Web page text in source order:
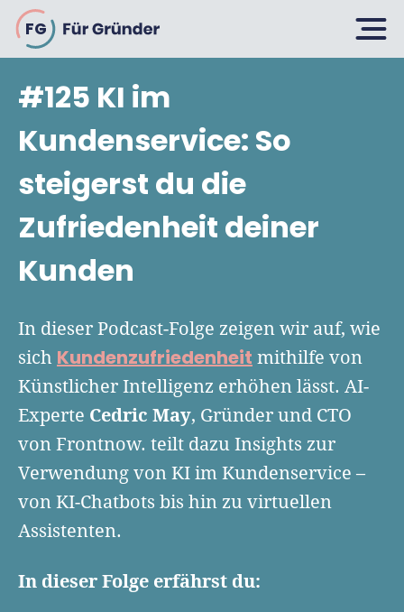
FG
Planen
Selbstständig machen
Über 500 Geschäftsideen
Bin ich ein Gründer?
Businessplan schreiben
Businessplan-Vorlage & Muster
Finanzplan erstellen
Top 15 Franchise
Die besten Gründerkredite
Gründerwettbewerbe finden
Gründen
Firma gründen: 10 Tipps
UG gründen
GmbH gründen
Geschäftskonto-Vergleich
Unternehmen anmelden
Schutzrechte anmelden
Kleingewerbe anmelden
Unsere Gründungspakete
6 Tipps zum Start
Fördermittelcheck machen
Kunden gewinnen
Website erstellen
Rechnung schreiben
Online-Kredit anfragen
Finanzieren
Fördermittel
Gründungszuschuss
Kredit für Existenzgründer
Tools
Businessplan-Software
Business Model Canvas
#125 KI im
Kundenservice: So
steigerst du die
Zufriedenheit deiner
Kunden
In dieser Podcast-Folge zeigen wir auf, wie
sich Kundenzufriedenheit mithilfe von
Künstlicher Intelligenz erhöhen lässt. AI-
Experte Cedric May, Gründer und CTO
von Frontnow. teilt dazu Insights zur
Verwendung von KI im Kundenservice –
von KI-Chatbots bis hin zu virtuellen
Assistenten.
In dieser Folge erfährst du: